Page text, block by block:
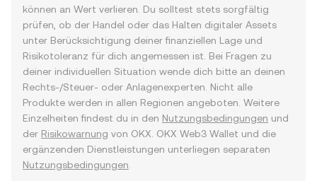
können an Wert verlieren. Du solltest stets sorgfältig
prüfen, ob der Handel oder das Halten digitaler Assets
unter Berücksichtigung deiner finanziellen Lage und
Risikotoleranz für dich angemessen ist. Bei Fragen zu
deiner individuellen Situation wende dich bitte an deinen
Rechts-/Steuer- oder Anlagenexperten. Nicht alle
Produkte werden in allen Regionen angeboten. Weitere
Einzelheiten findest du in den Nutzungsbedingungen und
der Risikowarnung von OKX. OKX Web3 Wallet und die
ergänzenden Dienstleistungen unterliegen separaten
Nutzungsbedingungen